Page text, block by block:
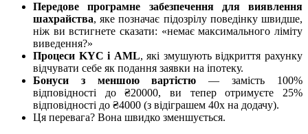
Передове програмне забезпечення для виявлення
шахрайства, яке позначає підозрілу поведінку швидше,
ніж ви встигнете сказати: «немає максимального ліміту
виведення?»
Процеси KYC і AML, які змушують відкриття рахунку
відчувати себе як подання заявки на іпотеку.
Бонуси з меншою вартістю — замість 100%
відповідності до ₴20000, ви тепер отримуєте 25%
відповідності до ₴4000 (з відіграшем 40x на додачу).
Ця перевага? Вона швидко зменшується.